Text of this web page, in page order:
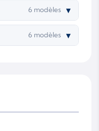
6 modèles ▾
6 modèles ▾